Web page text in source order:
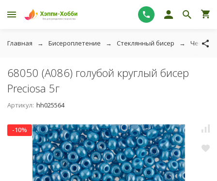
Главная Бисероплетение Стеклянный бисер
68050 (A086) голубой круглый бисер
Preciosa 5г
Артикул: hh025564
-10%